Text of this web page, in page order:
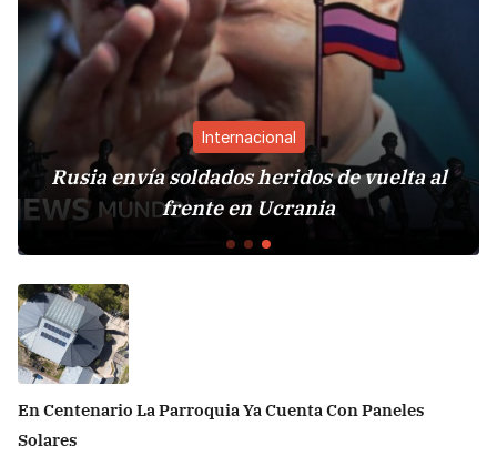
Internacional
Rusia envía soldados heridos de vuelta al
frente en Ucrania
En Centenario La Parroquia Ya Cuenta Con Paneles
Solares